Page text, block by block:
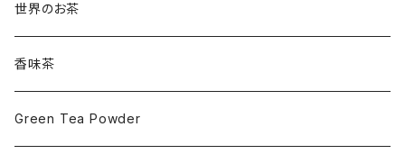
世界のお茶
香味茶
Green Tea Powder